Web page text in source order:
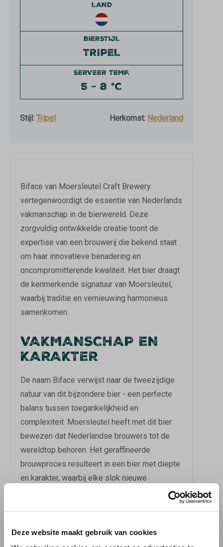
Deze website maakt gebruik van cookies
LAND
BIERSTIJL
TRIPEL
SERVEER TEMP.
5 - 8 °C
Stijl: Tripel Herkomst: Nederland
Biface van Moersleutel Craft Brewery
vertegenwoordigt de essentie van Nederlands
vakmanschap in de bierwereld. Deze
zorgvuldig ontwikkelde creatie toont de
expertise van een brouwerij die bekend staat
om haar innovatieve benadering en
oncompromitterende kwaliteit. Het bier draagt
de kenmerkende signatuur van Moersleutel,
waarbij traditie en vernieuwing harmonieus
samenkomen.
VAKMANSCHAP EN
KARAKTER
De naam Biface verwijst naar de tweezijdige
natuur van dit bijzondere bier - een perfecte
balans tussen toegankelijkheid en
complexiteit. Moersleutel heeft met dit bier
bewezen dat Nederlandse brouwers tot de
wereldtop behoren. Het geraffineerde
brouwproces resulteert in een bier met diepte
en karakter, waarbij elke slok nieuwe
smaaklagen onthult. De zorgvuldige selectie
bevredigend resultaat.